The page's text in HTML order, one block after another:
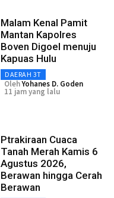
Malam Kenal Pamit
Mantan Kapolres
Boven Digoel menuju
Kapuas Hulu
DAERAH 3T
OlehYohanes D. Goden
11 jam yang lalu
Ptrakiraan Cuaca
Tanah Merah Kamis 6
Agustus 2026,
Berawan hingga Cerah
Berawan